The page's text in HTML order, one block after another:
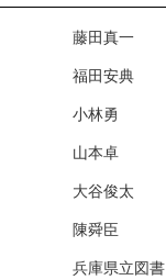
藤田真一
福田安典
小林勇
山本卓
大谷俊太
陳舜臣
兵庫県立図書